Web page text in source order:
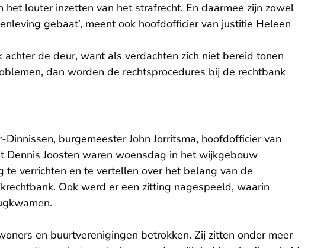
louter inzetten van het strafrecht. En daarmee zijn zowel
gebaat’, meent ook hoofdofficier van justitie Heleen
de deur, want als verdachten zich niet bereid tonen
dan worden de rechtsprocedures bij de rechtbank
burgemeester John Jorritsma, hoofdofficier van
Dennis Joosten waren woensdag in het wijkgebouw
te verrichten en te vertellen over het belang van de
Ook werd er een zitting nagespeeld, waarin
en buurtverenigingen betrokken. Zij zitten onder meer